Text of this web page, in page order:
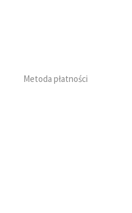
Metoda płatności